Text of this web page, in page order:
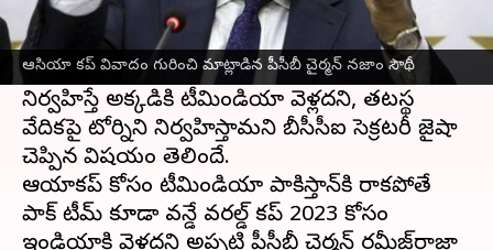
ఆసియా కప్ వివాదం గురించి మాట్లాడిన పీసీబీ చైర్మన్ నజాం సౌథీ
ఆసియా కప్ 2023 టోర్నివేదిక విషయంలో రేగిన
సందిగ్ధత ఇప్పట్లో తెగేలా లేదు. పాకిస్తాన్ లో ఆసియా
కప్ 2023 టోర్ని జరగాల్సి ఉంది. అయితే పాక్‌లో
నిర్వహిస్తే అక్కడికి టీమిండియా వెళ్లదని, తటస్థ
వేదికపై టోర్నిని నిర్వహిస్తామని బీసీసీఐ సెక్రటరీ జైషా
చెప్పిన విషయం తెలిసిందే.
ఆసియాకప్ కోసం టీమిండియా పాకిస్తాన్‌కి రాకపోతే
పాక్ టీమ్ కూడా వన్డే వరల్డ్ కప్ 2023 కోసం